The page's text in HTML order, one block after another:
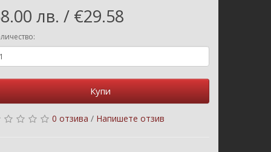
лв. / €29.58
Купи
0 отзива / Напишете отзив